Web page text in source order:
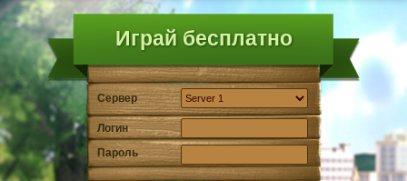
Играй бесплатно
Сервер
Логин
Пароль